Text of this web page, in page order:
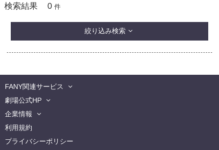
検索結果 0 件
絞り込み検索
FANY関連サービス
劇場公式HP
企業情報
利用規約
プライバシーポリシー